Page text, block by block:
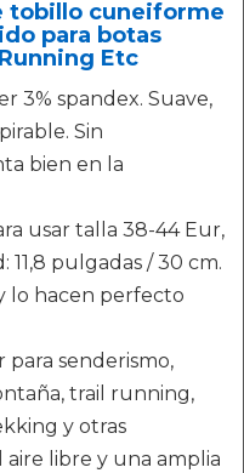
tobillo cuneiforme
para botas
Etc
3% spandex. Suave,
Sin
bien en la
usar talla 38-44 Eur,
11,8 pulgadas / 30 cm.
lo hacen perfecto
para senderismo,
trail running,
y otras
aire libre y una amplia